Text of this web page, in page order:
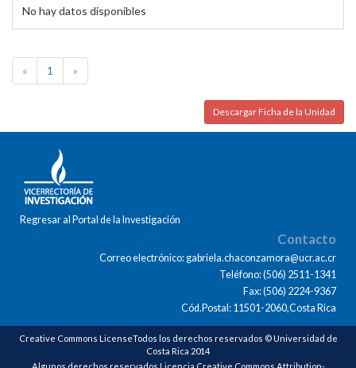
No hay datos disponibles
« 1 »
Descargar Ficha de la Unidad
Regresar al Portal de la Investigación
Contacto
Correo electrónico: gabriela.chaconzamora@ucr.ac.cr
Teléfono: (506) 2511-1341
Fax: (506) 2224-9367
Cód.Postal: 11501-2060,Costa Rica
Creative Commons LicenseTodos los derechos reservados © Universidad de
Costa Rica 2014